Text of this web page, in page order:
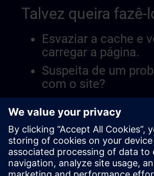
Talvez queira fazê-
Esvaziar a cache e
carregar a página.
Suspeita de um
com o site?
Relatar a questão